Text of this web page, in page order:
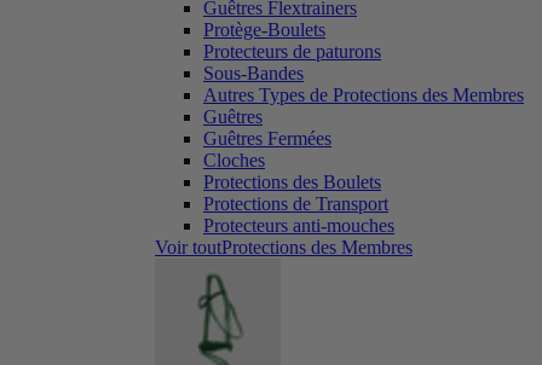
Guêtres Flextrainers
Protège-Boulets
Protecteurs de paturons
Sous-Bandes
Autres Types de Protections des Membres
Guêtres
Guêtres Fermées
Cloches
Protections des Boulets
Protections de Transport
Protecteurs anti-mouches
Voir toutProtections des Membres